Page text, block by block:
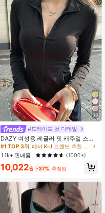
33
#드레이프 컷 디테일
DAZY 여성용 레귤러 핏 캐주얼 스포
츠 지퍼업 봄버 재킷, 봄, 가을 여성 의
류 여성 코트
#1 TOP 3위
에서 K-J 트렌드 추천 상품 여성 아우터웨어
1.1k+ 판매됨
(1000+)
10,022원 -37% 추정된